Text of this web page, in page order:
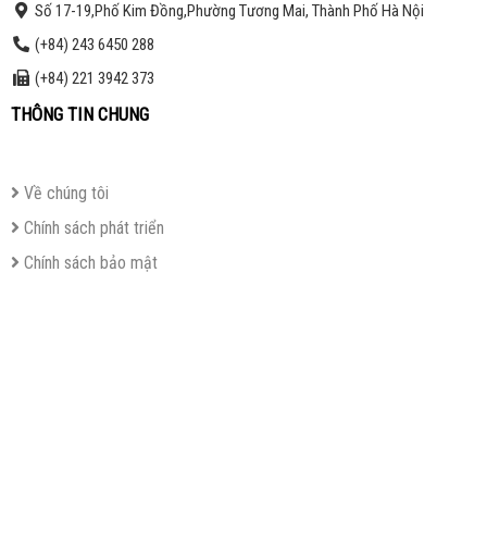
Số 17-19,Phố Kim Đồng,Phường Tương Mai, Thành Phố Hà Nội
(+84) 243 6450 288
(+84) 221 3942 373
THÔNG TIN CHUNG
Về chúng tôi
Chính sách phát triển
Chính sách bảo mật